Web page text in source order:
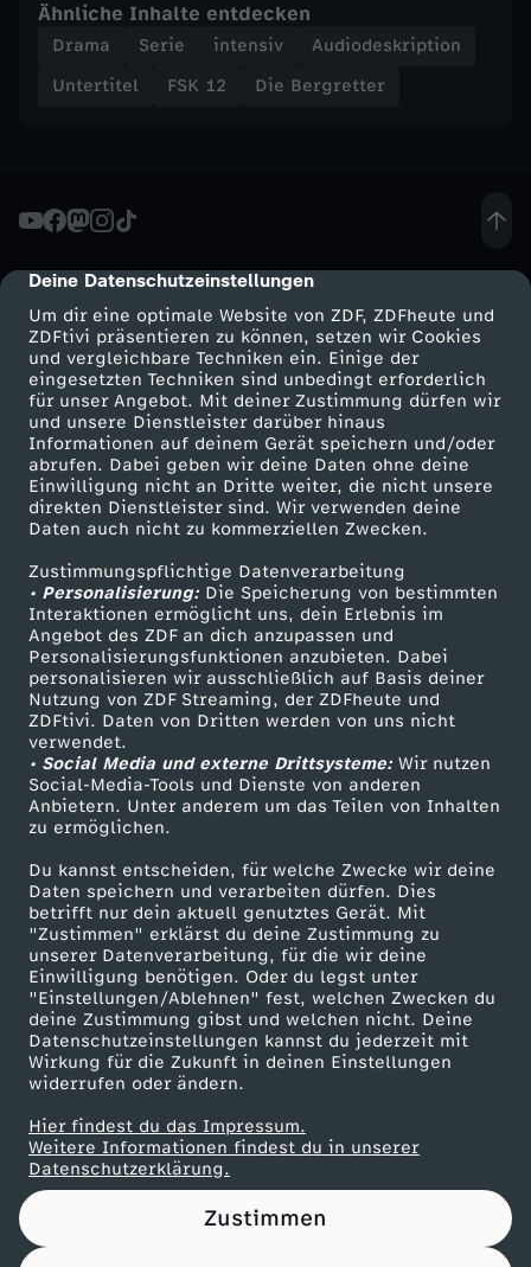
cmp-dialog-description
Deine Datenschutzeinstellungen
Um dir eine optimale Website von ZDF, ZDFheute und
ZDFtivi präsentieren zu können, setzen wir Cookies
und vergleichbare Techniken ein. Einige der
eingesetzten Techniken sind unbedingt erforderlich
für unser Angebot. Mit deiner Zustimmung dürfen wir
und unsere Dienstleister darüber hinaus
Informationen auf deinem Gerät speichern und/oder
abrufen. Dabei geben wir deine Daten ohne deine
Einwilligung nicht an Dritte weiter, die nicht unsere
direkten Dienstleister sind. Wir verwenden deine
Daten auch nicht zu kommerziellen Zwecken.
Zustimmungspflichtige Datenverarbeitung
• Personalisierung:Die Speicherung von bestimmten
Interaktionen ermöglicht uns, dein Erlebnis im
Angebot des ZDF an dich anzupassen und
Personalisierungsfunktionen anzubieten. Dabei
personalisieren wir ausschließlich auf Basis deiner
Nutzung von ZDF Streaming, der ZDFheute und
ZDFtivi. Daten von Dritten werden von uns nicht
verwendet.
• Social Media und externe Drittsysteme:Wir nutzen
Social-Media-Tools und Dienste von anderen
Anbietern. Unter anderem um das Teilen von Inhalten
zu ermöglichen.
Du kannst entscheiden, für welche Zwecke wir deine
Daten speichern und verarbeiten dürfen. Dies
betrifft nur dein aktuell genutztes Gerät. Mit
"Zustimmen" erklärst du deine Zustimmung zu
unserer Datenverarbeitung, für die wir deine
Einwilligung benötigen. Oder du legst unter
"Einstellungen/Ablehnen" fest, welchen Zwecken du
deine Zustimmung gibst und welchen nicht. Deine
Datenschutzeinstellungen kannst du jederzeit mit
Wirkung für die Zukunft in deinen Einstellungen
widerrufen oder ändern.
Hier findest du das Impressum.
Weitere Informationen findest du in unserer
Datenschutzerklärung.
Zustimmen
i
c
u
l
l
(
T
e
i
l
2
)
Ähnliche Inhalte entdecken
Drama Serie intensiv
Audiodeskription
Untertitel
FSK 12 Die Bergretter
Mehr ZDF
ZDF-Apps
Smart TV
ZDFtext
Livestreams
Sendungen A-Z
TV-Programm
Service
ZDFmitreden
Kontakt zum ZDF
Tickets
Zuschauerservice
Hilfe
ZDF Unternehmen
Karriere
ZDF goes Schule
Werbefernsehen
Mainzelmännchen
Partner